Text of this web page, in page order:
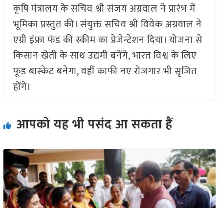
कृषि मंत्रालय के सचिव श्री संजय अग्रवाल ने प्रारंभ में
भूमिका प्रस्तुत की। संयुक्त सचिव श्री विवेक अग्रवाल ने
एग्री इंफ्रा फंड की स्कीम का प्रेजेन्टेशन दिया। योजना से
किसान खेती के साथ उद्यमी बनेंगे, भारत विश्व के लिए
फूड बास्केट बनेगा, वहीं काफी नए रोजगार भी सृजित
होंगे।
आपको यह भी पसंद आ सकता हैं